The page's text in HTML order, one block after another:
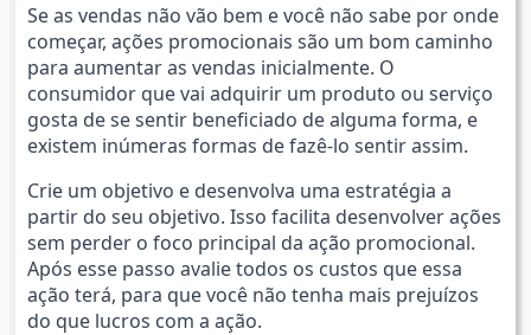
Se as vendas não vão bem e você não sabe por onde
começar, ações promocionais são um bom caminho
para aumentar as vendas inicialmente. O
consumidor que vai adquirir um produto ou serviço
gosta de se sentir beneficiado de alguma forma, e
existem inúmeras formas de fazê-lo sentir assim.
Crie um objetivo e desenvolva uma estratégia a
partir do seu objetivo. Isso facilita desenvolver ações
sem perder o foco principal da ação promocional.
Após esse passo avalie todos os custos que essa
ação terá, para que você não tenha mais prejuízos
do que lucros com a ação.